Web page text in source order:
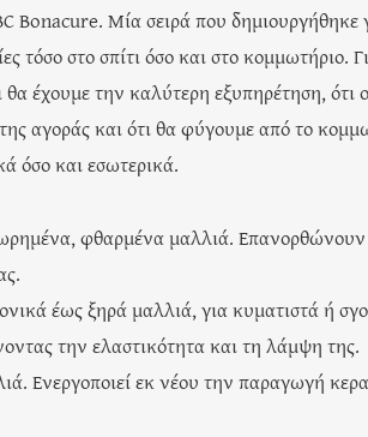
Bonacure. Μία σειρά που δημιουργήθηκε
τόσο στο σπίτι όσο και στο κομμωτήριο.
έχουμε την καλύτερη εξυπηρέτηση, ότι
αγοράς και ότι θα φύγουμε από το
όσο και εσωτερικά.
φθαρμένα μαλλιά.
έως ξηρά μαλλιά, για κυματιστά ή
την ελαστικότητα και τη λάμψη της.
Ενεργοποιεί εκ νέου την παραγωγή